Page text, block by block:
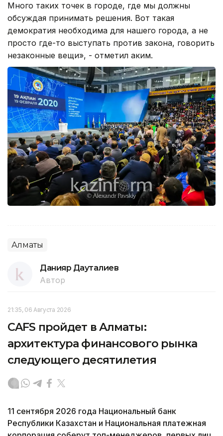
Много таких точек в городе, где мы должны
обсуждая принимать решения. Вот такая
демократия необходима для нашего города, а не
просто где-то выступать против закона, говорить
незаконные вещи», - отметил аким.
Алматы
Данияр Дауталиев
Автор
21:35, 06 Августа 2026
CAFS пройдет в Алматы:
архитектура финансового рынка
следующего десятилетия
11 сентября 2026 года Национальный банк
Республики Казахстан и Национальная платежная